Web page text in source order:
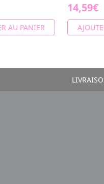
AU PANIER
14,59€